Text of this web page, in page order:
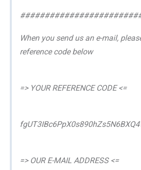
When you send us an e-mail,
reference code below
=> YOUR REFERENCE CODE <=
=> OUR E-MAIL ADDRESS <=